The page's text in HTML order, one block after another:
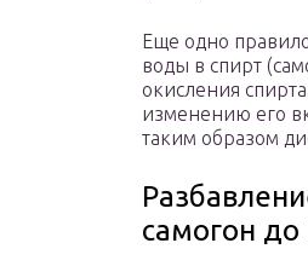
Еще одно
воды в спирт
окисления
изменению его
таким образом
самогон до